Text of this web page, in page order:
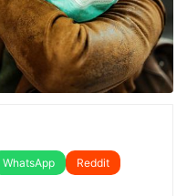
WhatsApp
Reddit